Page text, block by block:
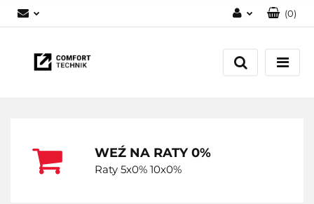
Zaloguj się
Zarejestruj się
(0)
WEŹ NA RATY 0%
Raty 5x0% 10x0%